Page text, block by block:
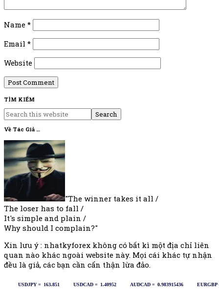
Name *
Email *
Website
Primary
Sidebar
TÌM KIẾM
Search
this
website
Về Tác Giả …
"The winner takes it all /
The loser has to fall /
It's simple and plain /
Why should I complain?"
Xin lưu ý : nhatkyforex không có bất kì một địa chỉ liên
quan nào khác ngoài website này. Mọi cái khác tự nhận
đều là giả, các bạn cần cẩn thận lừa đảo.